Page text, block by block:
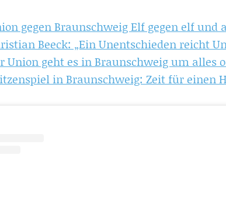
gegen Braunschweig Elf gegen elf
Beeck: „Ein Unentschieden reicht
Union geht es in Braunschweig um alles
in Braunschweig: Zeit für einen